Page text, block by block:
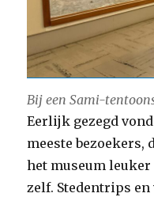
Bij een Sami-
Eerlijk gezegd
meeste bezoekers,
het museum
zelf. Stedentrips